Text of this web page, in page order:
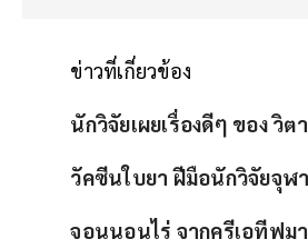
ข่าวที่เกี่ยวข้อง
นักวิจัยเผยเรื่องดีๆ ของ วิ
วัคซีนใบยา ฝีมือนักวิจัยจุฬ
จอนนอนไร่ จากครีเอทีฟม